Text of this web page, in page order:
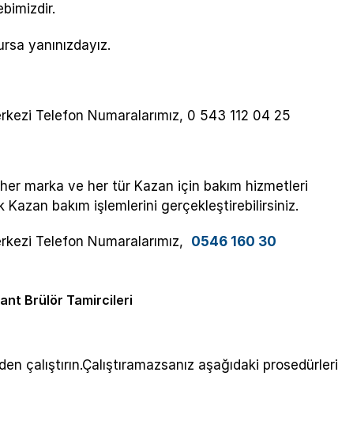
yanınızdayız.
Telefon Numaralarımız, 0 543 112 04 25
marka ve her tür Kazan için bakım hizmetleri
Kazan bakım işlemlerini gerçekleştirebilirsiniz.
Telefon Numaralarımız, 0546 160 30
Brülör Tamircileri
çalıştırın.Çalıştıramazsanız aşağıdaki prosedürleri